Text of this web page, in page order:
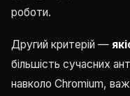
роботи.
Другий критерій —
більшість сучасних
навколо Chromium,